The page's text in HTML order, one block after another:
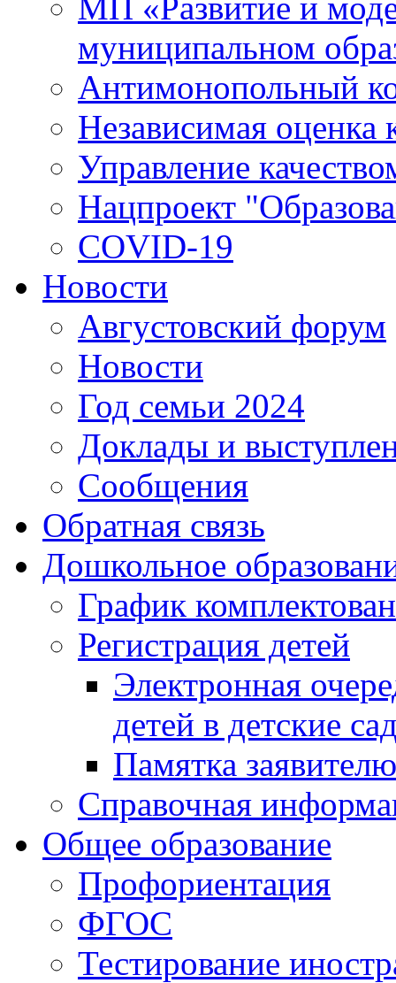
муниципальном
Антимонопольный
Независимая оценка
Управление
Нацпроект
COVID-19
Новости
Августовский форум
Новости
Год семьи 2024
Доклады и
Сообщения
Обратная связь
Дошкольное
График
Регистрация детей
Электронная
детей в детские
Памятка заявителю
Справочная
Общее образование
Профориентация
ФГОС
Тестирование